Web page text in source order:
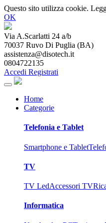
Questo sito utilizza cookie.
OK
Via A.Scarlatti 24 a/b
70037 Ruvo Di Puglia (BA)
assistenza@disotech.it
0804722135
Accedi Registrati
Home
Categorie
Telefonia e Tablet
Smartphone e Tablet
TV
TV LedAccessori TV
Informatica